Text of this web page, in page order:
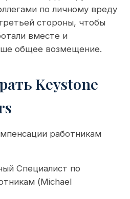
по личному вреду
стороны, чтобы
вместе и
общее возмещение.
Keystone
работникам
Специалист по
(Michael